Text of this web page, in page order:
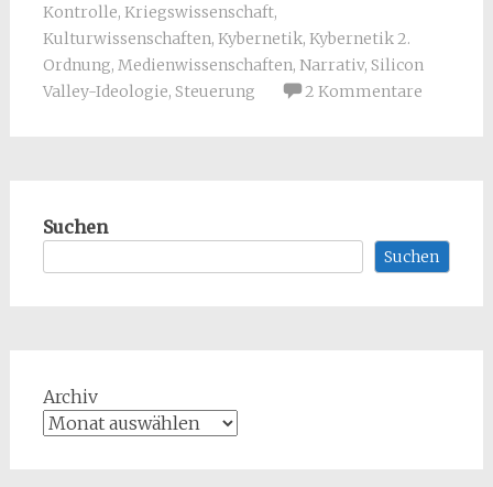
Kontrolle, Kriegswissenschaft,
Kulturwissenschaften, Kybernetik, Kybernetik 2.
Ordnung, Medienwissenschaften, Narrativ, Silicon
Valley-Ideologie, Steuerung 2 Kommentare
Suchen
Suchen
Archiv